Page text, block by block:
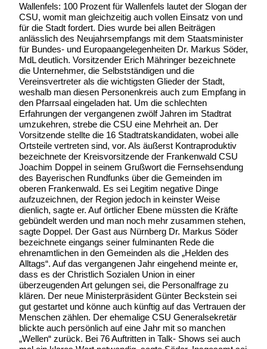
Wallenfels: 100 Prozent für Wallenfels lautet der Slogan der
CSU, womit man gleichzeitig auch vollen Einsatz von und
für die Stadt fordert. Dies wurde bei allen Beiträgen
anlässlich des Neujahrsempfangs mit dem Staatsminister
für Bundes- und Europaangelegenheiten Dr. Markus Söder,
MdL deutlich. Vorsitzender Erich Mähringer bezeichnete
die Unternehmer, die Selbstständigen und die
Vereinsvertreter als die wichtigsten Glieder der Stadt,
weshalb man diesen Personenkreis auch zum Empfang in
den Pfarrsaal eingeladen hat. Um die schlechten
Erfahrungen der vergangenen zwölf Jahren im Stadtrat
umzukehren, strebe die CSU eine Mehrheit an. Der
Vorsitzende stellte die 16 Stadtratskandidaten, wobei alle
Ortsteile vertreten sind, vor. Als äußerst Kontraproduktiv
bezeichnete der Kreisvorsitzende der Frankenwald CSU
Joachim Doppel in seinem Grußwort die Fernsehsendung
des Bayerischen Rundfunks über die Gemeinden im
oberen Frankenwald. Es sei Legitim negative Dinge
aufzuzeichnen, der Region jedoch in keinster Weise
dienlich, sagte er. Auf örtlicher Ebene müssten die Kräfte
gebündelt werden und man noch mehr zusammen stehen,
sagte Doppel. Der Gast aus Nürnberg Dr. Markus Söder
bezeichnete eingangs seiner fulminanten Rede die
ehrenamtlichen in den Gemeinden als die „Helden des
Alltags“. Auf das vergangenen Jahr eingehend meinte er,
dass es der Christlich Sozialen Union in einer
überzeugenden Art gelungen sei, die Personalfrage zu
klären. Der neue Ministerpräsident Günter Beckstein sei
gut gestartet und könne auch künftig auf das Vertrauen der
Menschen zählen. Der ehemalige CSU Generalsekretär
blickte auch persönlich auf eine Jahr mit so manchen
„Wellen“ zurück. Bei 76 Auftritten in Talk- Shows sei auch